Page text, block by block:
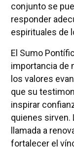
conjunto se
responder
espirituales de
El Sumo
importancia de
los valores
que su
inspirar
quienes sirven.
llamada a
fortalecer el